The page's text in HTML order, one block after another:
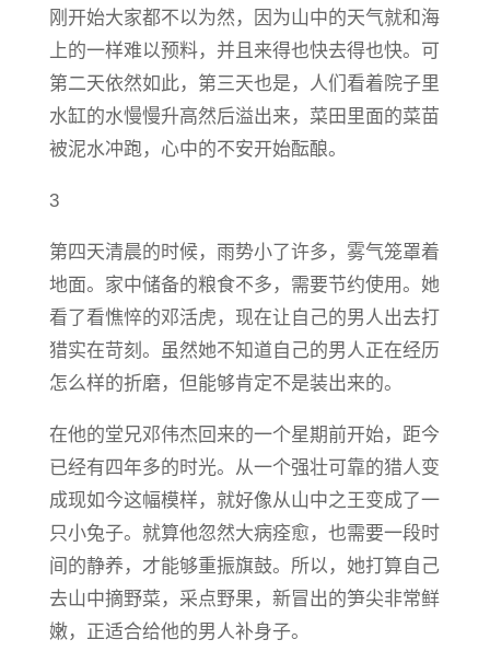
刚开始大家都不以为然，因为山中的天气就和海
上的一样难以预料，并且来得也快去得也快。可
第二天依然如此，第三天也是，人们看着院子里
水缸的水慢慢升高然后溢出来，菜田里面的菜苗
被泥水冲跑，心中的不安开始酝酿。
3
第四天清晨的时候，雨势小了许多，雾气笼罩着
地面。家中储备的粮食不多，需要节约使用。她
看了看憔悴的邓活虎，现在让自己的男人出去打
猎实在苛刻。虽然她不知道自己的男人正在经历
怎么样的折磨，但能够肯定不是装出来的。
在他的堂兄邓伟杰回来的一个星期前开始，距今
已经有四年多的时光。从一个强壮可靠的猎人变
成现如今这幅模样，就好像从山中之王变成了一
只小兔子。就算他忽然大病痊愈，也需要一段时
间的静养，才能够重振旗鼓。所以，她打算自己
去山中摘野菜，采点野果，新冒出的笋尖非常鲜
嫩，正适合给他的男人补身子。